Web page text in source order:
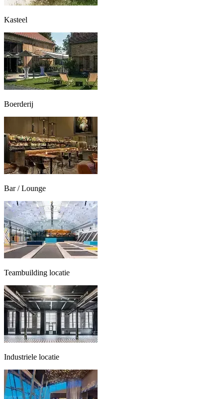
Kasteel
Boerderij
Bar / Lounge
Teambuilding locatie
Industriele locatie